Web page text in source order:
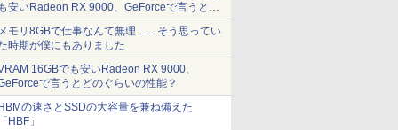
安いRadeon RX 9000、GeForceで言うとど
ぐらいの性能？ - PC Watch
モリ8GBで仕事なんて無理……そう思ってい
時期が僕にもありました
16GBでも安いRadeon RX 9000、
で言うとどのぐらいの性能？
の速さとSSDの大容量を兼ね備えた
HBF」